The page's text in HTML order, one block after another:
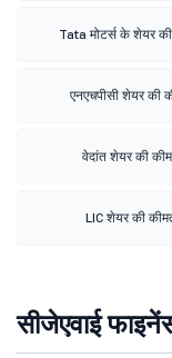
Tata मोटर्स के शेयर
एनएचपीसी शेयर की
वेदांत शेयर की
LIC शेयर की
सीजेएवाई